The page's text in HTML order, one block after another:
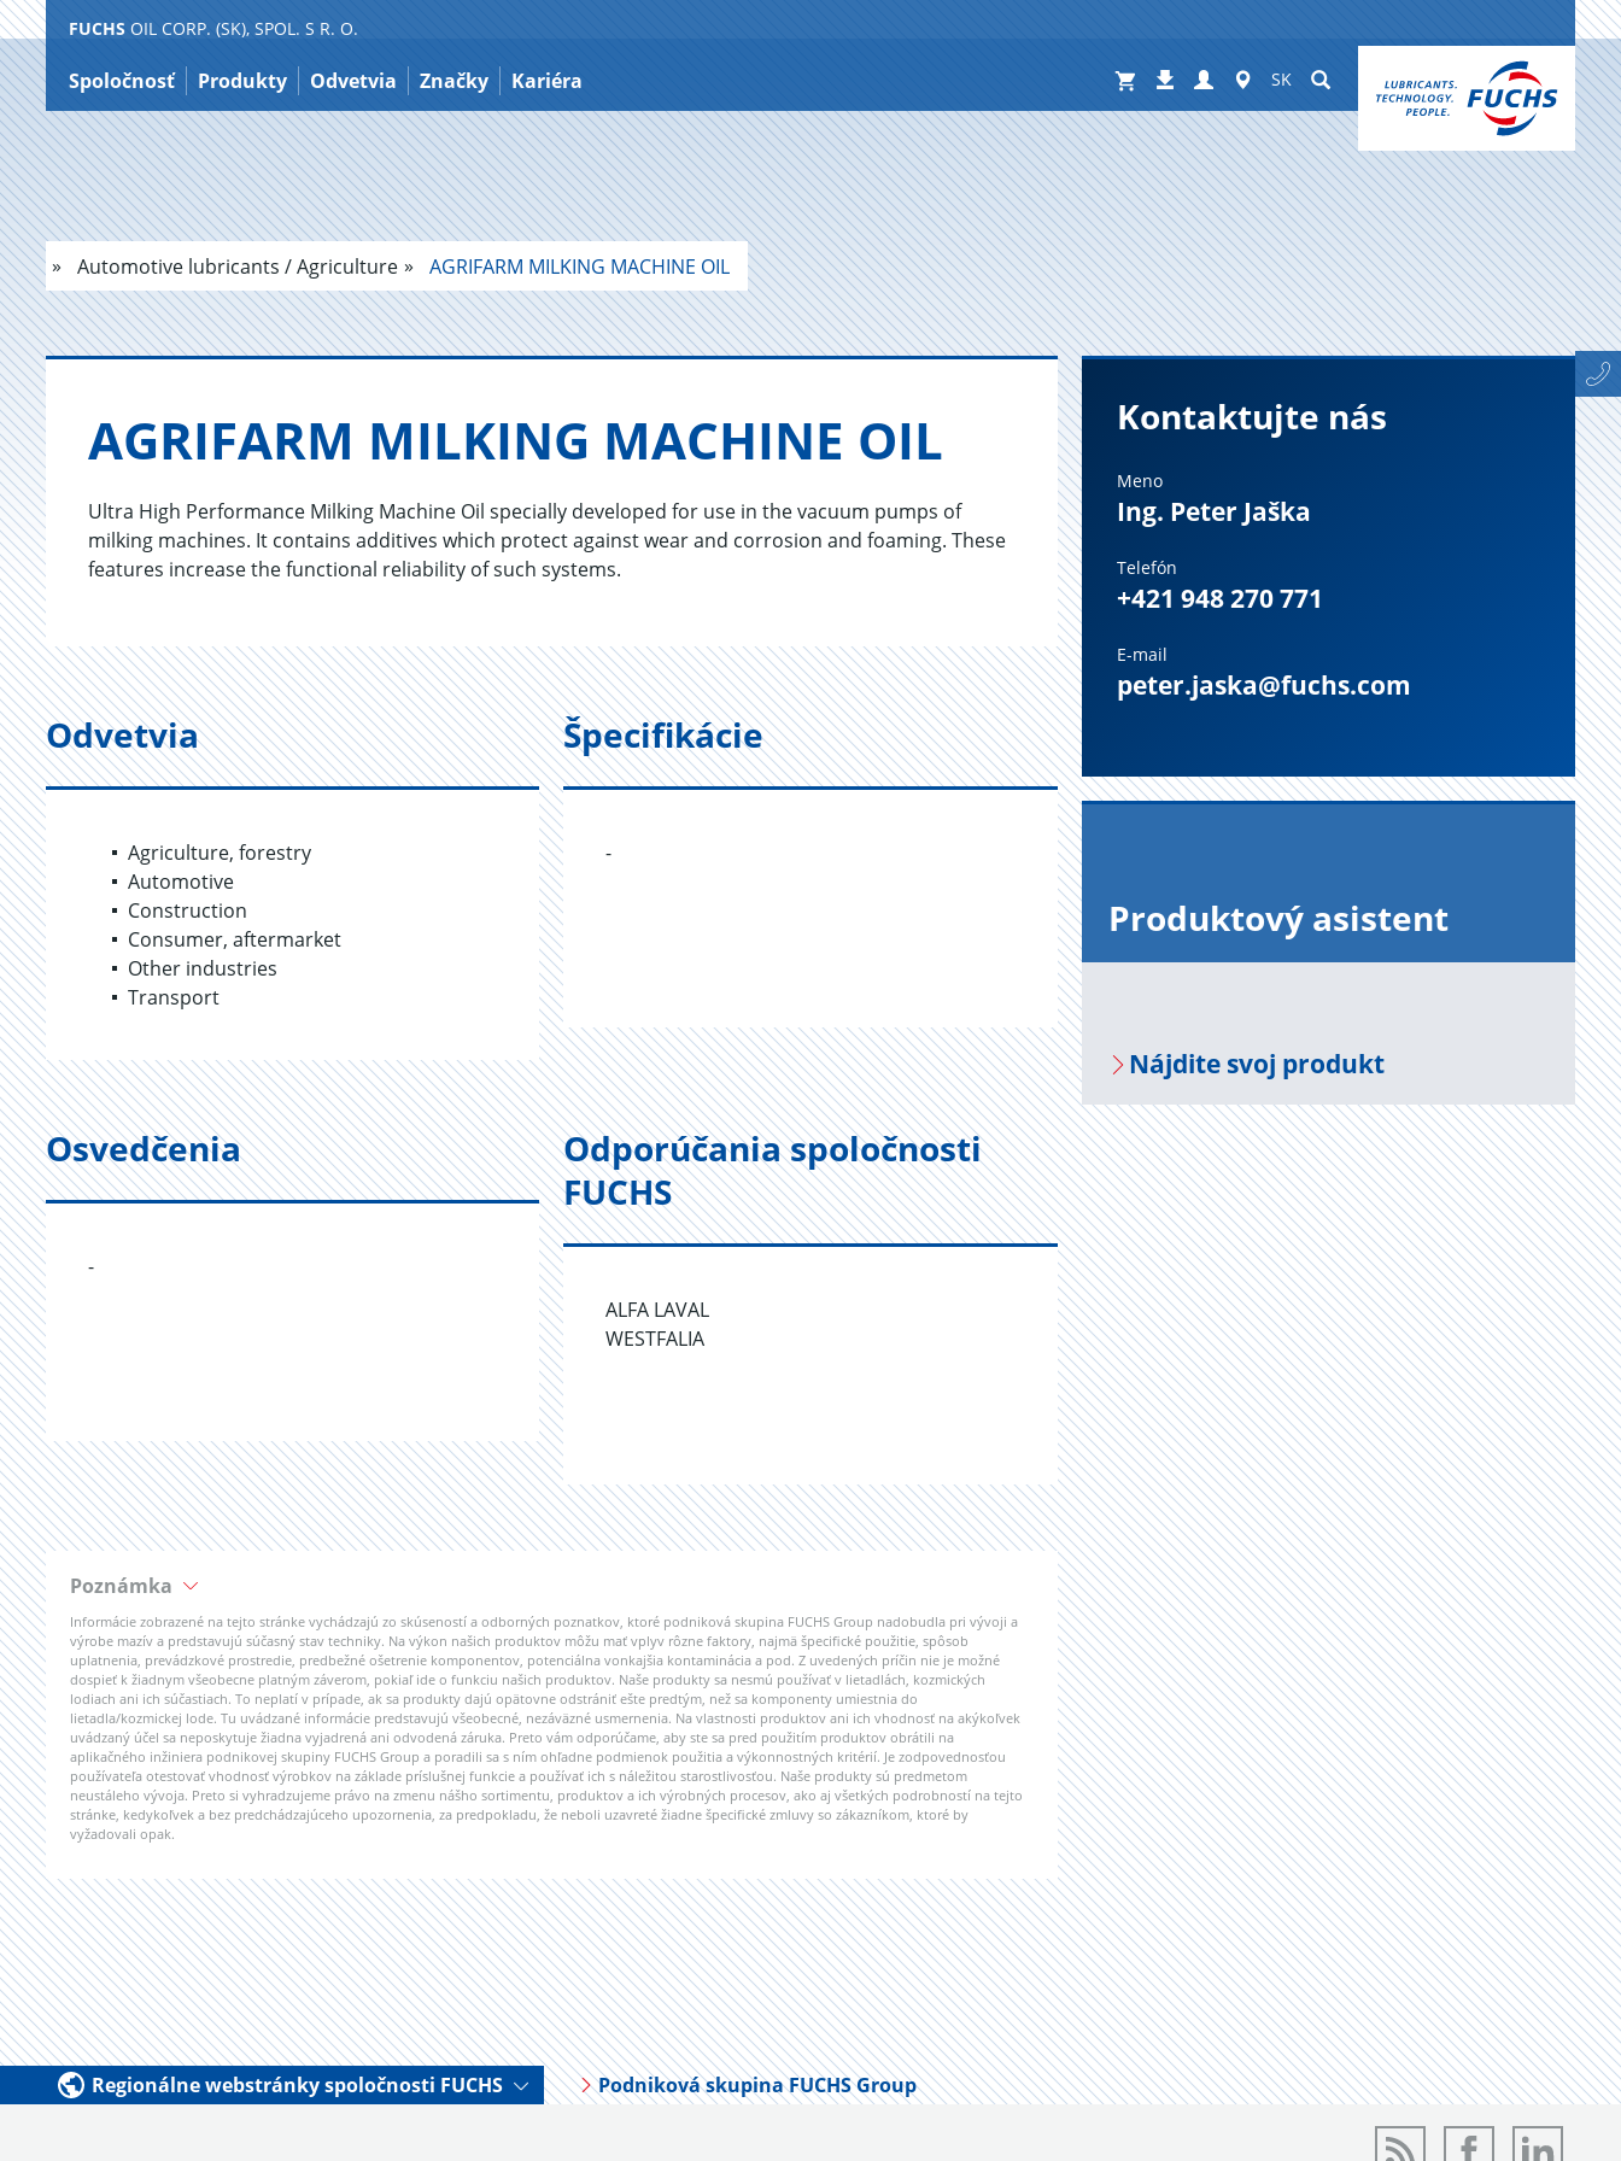
Preskočiť
na
obsah
FUCHS OIL CORP. (SK), SPOL. S R. O.
Spoločnosť Produkty Odvetvia Značky Kariéra Shop Na
stiahnutie
Login Worldwide
SK Suchen
Automotive lubricants / Agriculture AGRIFARM MILKING MACHINE OIL
AG­RI­FARM MIL­KING MA­CHI­NE OIL
Ultra High Performance Milking Machine Oil specially developed for use in the vacuum pumps of
milking machines. It contains additives which protect against wear and corrosion and foaming. These
features increase the functional reliability of such systems.
Odvetvia
Agriculture, forestry
Automotive
Construction
Consumer, aftermarket
Other industries
Transport
Špecifikácie
-
Osvedčenia
-
Odporúčania spoločnosti
FUCHS
ALFA LAVAL
WESTFALIA
Poznámka
Informácie zobrazené na tejto stránke vychádzajú zo skúseností a odborných poznatkov, ktoré podniková skupina FUCHS Group nadobudla pri vývoji a
výrobe mazív a predstavujú súčasný stav techniky. Na výkon našich produktov môžu mať vplyv rôzne faktory, najmä špecifické použitie, spôsob
uplatnenia, prevádzkové prostredie, predbežné ošetrenie komponentov, potenciálna vonkajšia kontaminácia a pod. Z uvedených príčin nie je možné
dospieť k žiadnym všeobecne platným záverom, pokiaľ ide o funkciu našich produktov. Naše produkty sa nesmú používať v lietadlách, kozmických
lodiach ani ich súčastiach. To neplatí v prípade, ak sa produkty dajú opätovne odstrániť ešte predtým, než sa komponenty umiestnia do
lietadla/kozmickej lode. Tu uvádzané informácie predstavujú všeobecné, nezáväzné usmernenia. Na vlastnosti produktov ani ich vhodnosť na akýkoľvek
uvádzaný účel sa neposkytuje žiadna vyjadrená ani odvodená záruka. Preto vám odporúčame, aby ste sa pred použitím produktov obrátili na
aplikačného inžiniera podnikovej skupiny FUCHS Group a poradili sa s ním ohľadne podmienok použitia a výkonnostných kritérií. Je zodpovednosťou
používateľa otestovať vhodnosť výrobkov na základe príslušnej funkcie a používať ich s náležitou starostlivosťou. Naše produkty sú predmetom
neustáleho vývoja. Preto si vyhradzujeme právo na zmenu nášho sortimentu, produktov a ich výrobných procesov, ako aj všetkých podrobností na tejto
stránke, kedykoľvek a bez predchádzajúceho upozornenia, za predpokladu, že neboli uzavreté žiadne špecifické zmluvy so zákazníkom, ktoré by
vyžadovali opak.
Kontaktujte nás
Meno
Ing. Peter Jaška
Telefón
+421 948 270 771
E-mail
peter.jaska@fuchs.com
Pro­duk­to­vý asis­tent
Náj­di­te svoj pro­dukt
Regionálne webstránky spoločnosti FUCHS Podniková skupina FUCHS Group